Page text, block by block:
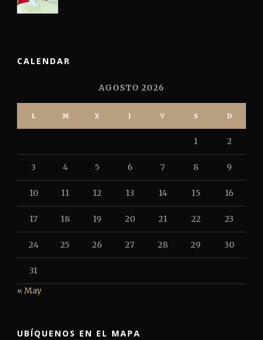
CALENDAR
AGOSTO 2026
L M X J V S D
1 2
3 4 5 6 7 8 9
10 11 12 13 14 15 16
17 18 19 20 21 22 23
24 25 26 27 28 29 30
31
« May
UBÍQUENOS EN EL MAPA